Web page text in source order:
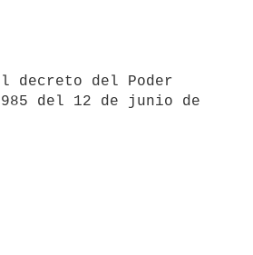
del 12 de junio de